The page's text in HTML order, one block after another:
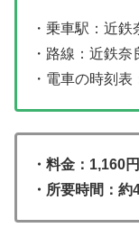
・乗車駅：近鉄
・路線：近鉄奈
・電車の時刻表
・料金：1,160
・所要時間：約